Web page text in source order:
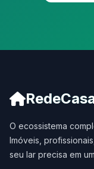
O ecossistema
Imóveis,
seu lar precisa em